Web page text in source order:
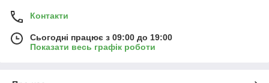
Контакти
Сьогодні працює з 09:00 до 19:00
Показати весь графік роботи